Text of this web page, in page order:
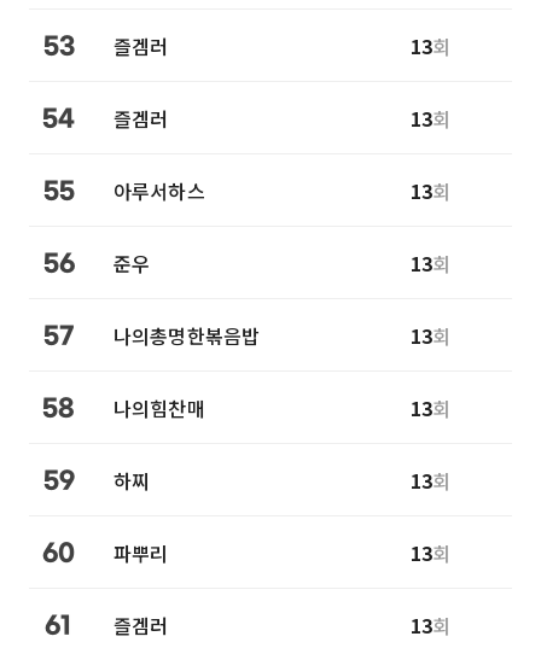
53 즐겜러 13회
54 즐겜러 13회
55 아루서하스 13회
56 준우 13회
57 나의총명한볶음밥 13회
58 나의힘찬매 13회
59 하찌 13회
60 파뿌리 13회
61 즐겜러 13회